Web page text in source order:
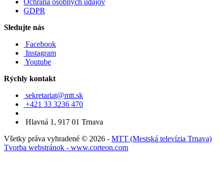
GDPR
Sledujte nás
Facebook
Instagram
Youtube
Rýchly kontakt
sekretariat@mtt.sk
+421 33 3236 470
Hlavná 1, 917 01 Trnava
Všetky práva vyhradené © 2026 - MTT (Mestská televízia Trnava)
Tvorba webstránok - www.corteon.com